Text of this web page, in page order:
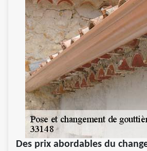
Des prix abordables du